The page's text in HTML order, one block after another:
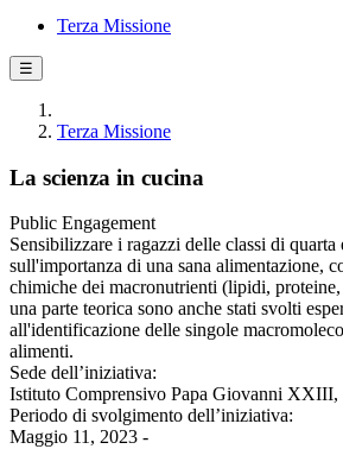
Terza Missione
☰
Terza Missione
La scienza in cucina
Public Engagement
Sensibilizzare i ragazzi delle classi di quarta
sull'importanza di una sana alimentazione,
chimiche dei macronutrienti (lipidi,
una parte teorica sono anche stati svolti
all'identificazione delle singole
alimenti.
Sede dell’iniziativa:
Istituto Comprensivo Papa Giovanni
Periodo di svolgimento dell’iniziativa:
Maggio 11, 2023 -